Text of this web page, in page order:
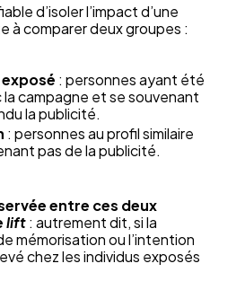
d’isoler l’impact d’une
à comparer deux groupes :
: personnes ayant été
campagne et se souvenant
la publicité.
: personnes au profil similaire
pas de la publicité.
entre ces deux
lift: autrement dit, si la
mémorisation ou l’intention
chez les individus exposés